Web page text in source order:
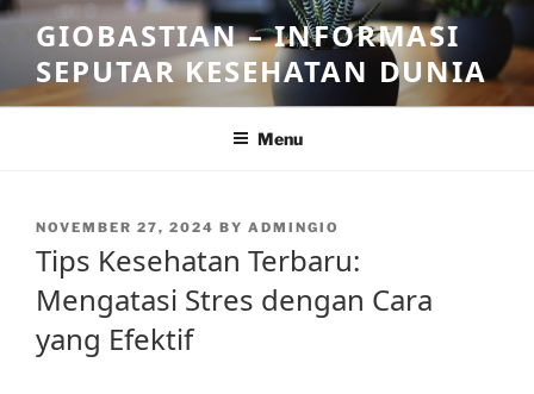
Skip
content
GIOBASTIAN – INFORMASI
SEPUTAR KESEHATAN DUNIA
Menu
POSTED
ON
NOVEMBER 27, 2024 BY ADMINGIO
Tips Kesehatan Terbaru:
Mengatasi Stres dengan Cara
yang Efektif